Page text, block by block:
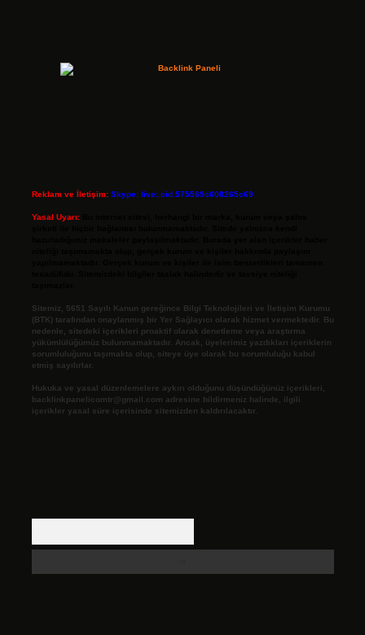
Reklam ve İletişim: Skype: live:.cid.575569c608265c69
Yasal Uyarı:
Sitemiz, 5651 Sayılı Kanun gereğince Bilgi Teknolojileri ve İletişim Kurumu
(BTK) tarafından onaylanmış bir Yer Sağlayıcı olarak hizmet vermektedir. Bu
nedenle, sitedeki içerikleri proaktif olarak denetleme veya araştırma
yükümlülüğümüz bulunmamaktadır. Ancak, üyelerimiz yazdıkları içeriklerin
sorumluluğunu taşımakta olup, siteye üye olarak bu sorumluluğu kabul
etmiş sayılırlar.
Hukuka ve yasal düzenlemelere aykırı olduğunu düşündüğünüz içerikleri,
backlinkpanelicomtr@gmail.com adresine bildirmeniz halinde, ilgili
içerikler yasal süre içerisinde sitemizden kaldırılacaktır.